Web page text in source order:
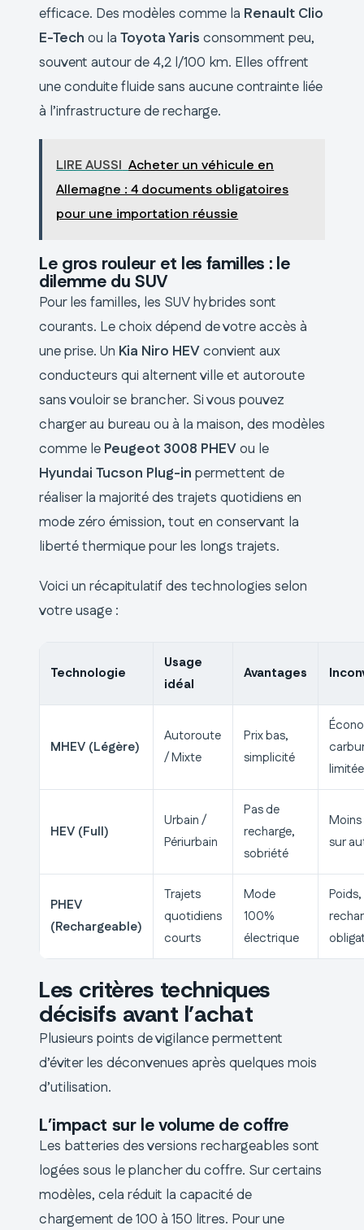
efficace. Des modèles comme la Renault Clio
E-Tech ou la Toyota Yaris consomment peu,
souvent autour de 4,2 l/100 km. Elles offrent
une conduite fluide sans aucune contrainte liée
à l’infrastructure de recharge.
LIRE AUSSI Acheter un véhicule en
Allemagne : 4 documents obligatoires
pour une importation réussie
Le gros rouleur et les familles : le
dilemme du SUV
Pour les familles, les SUV hybrides sont
courants. Le choix dépend de votre accès à
une prise. Un Kia Niro HEVconvient aux
conducteurs qui alternent ville et autoroute
sans vouloir se brancher. Si vous pouvez
charger au bureau ou à la maison, des modèles
comme le Peugeot 3008 PHEVou le
Hyundai Tucson Plug-in permettent de
réaliser la majorité des trajets quotidiens en
mode zéro émission, tout en conservant la
liberté thermique pour les longs trajets.
Voici un récapitulatif des technologies selon
votre usage :
Technologie
Usage
idéal
Avantages
MHEV (Légère)
Autoroute
/ Mixte
Prix bas,
simplicité
HEV (Full)
Urbain /
Périurbain
Pas de
recharge,
sobriété
sur
PHEV
(Rechargeable)
Trajets
quotidiens
courts
Mode
100%
électrique
Les critères techniques
décisifs avant l’achat
Plusieurs points de vigilance permettent
d’éviter les déconvenues après quelques mois
d’utilisation.
L’impact sur le volume de coffre
Les batteries des versions rechargeables sont
logées sous le plancher du coffre. Sur certains
modèles, cela réduit la capacité de
chargement de 100 à 150 litres. Pour une